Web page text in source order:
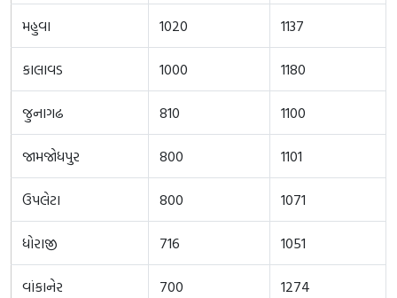
મહુવા 1020 1137
કાલાવડ 1000 1180
જુનાગઢ 810 1100
જામજોધપુર 800 1101
ઉપલેટા 800 1071
ધોરાજી 716 1051
વાંકાનેર 700 1274